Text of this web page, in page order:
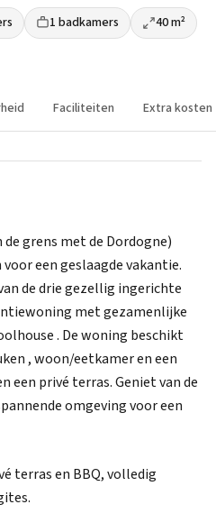
1 badkamers
40 m²
Faciliteiten Extra kosten
de grens met de Dordogne)
een geslaagde vakantie.
de drie gezellig ingerichte
met gezamenlijke
. De woning beschikt
, woon/eetkamer en een
een privé terras. Geniet van de
omgeving voor een
terras en BBQ, volledig